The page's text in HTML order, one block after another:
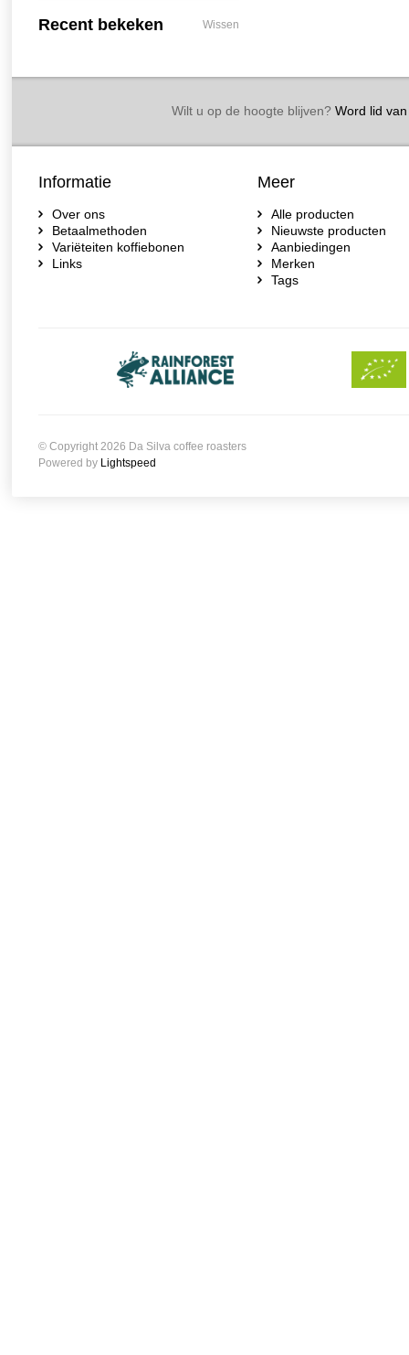
Recent bekeken Wissen
Wilt u op de hoogte blijven?Word lid van
Informatie
Over ons
Betaalmethoden
Variëteiten koffiebonen
Links
Meer
Alle producten
Nieuwste producten
Aanbiedingen
Merken
Tags
© Copyright 2026 Da Silva coffee roasters
Powered by Lightspeed